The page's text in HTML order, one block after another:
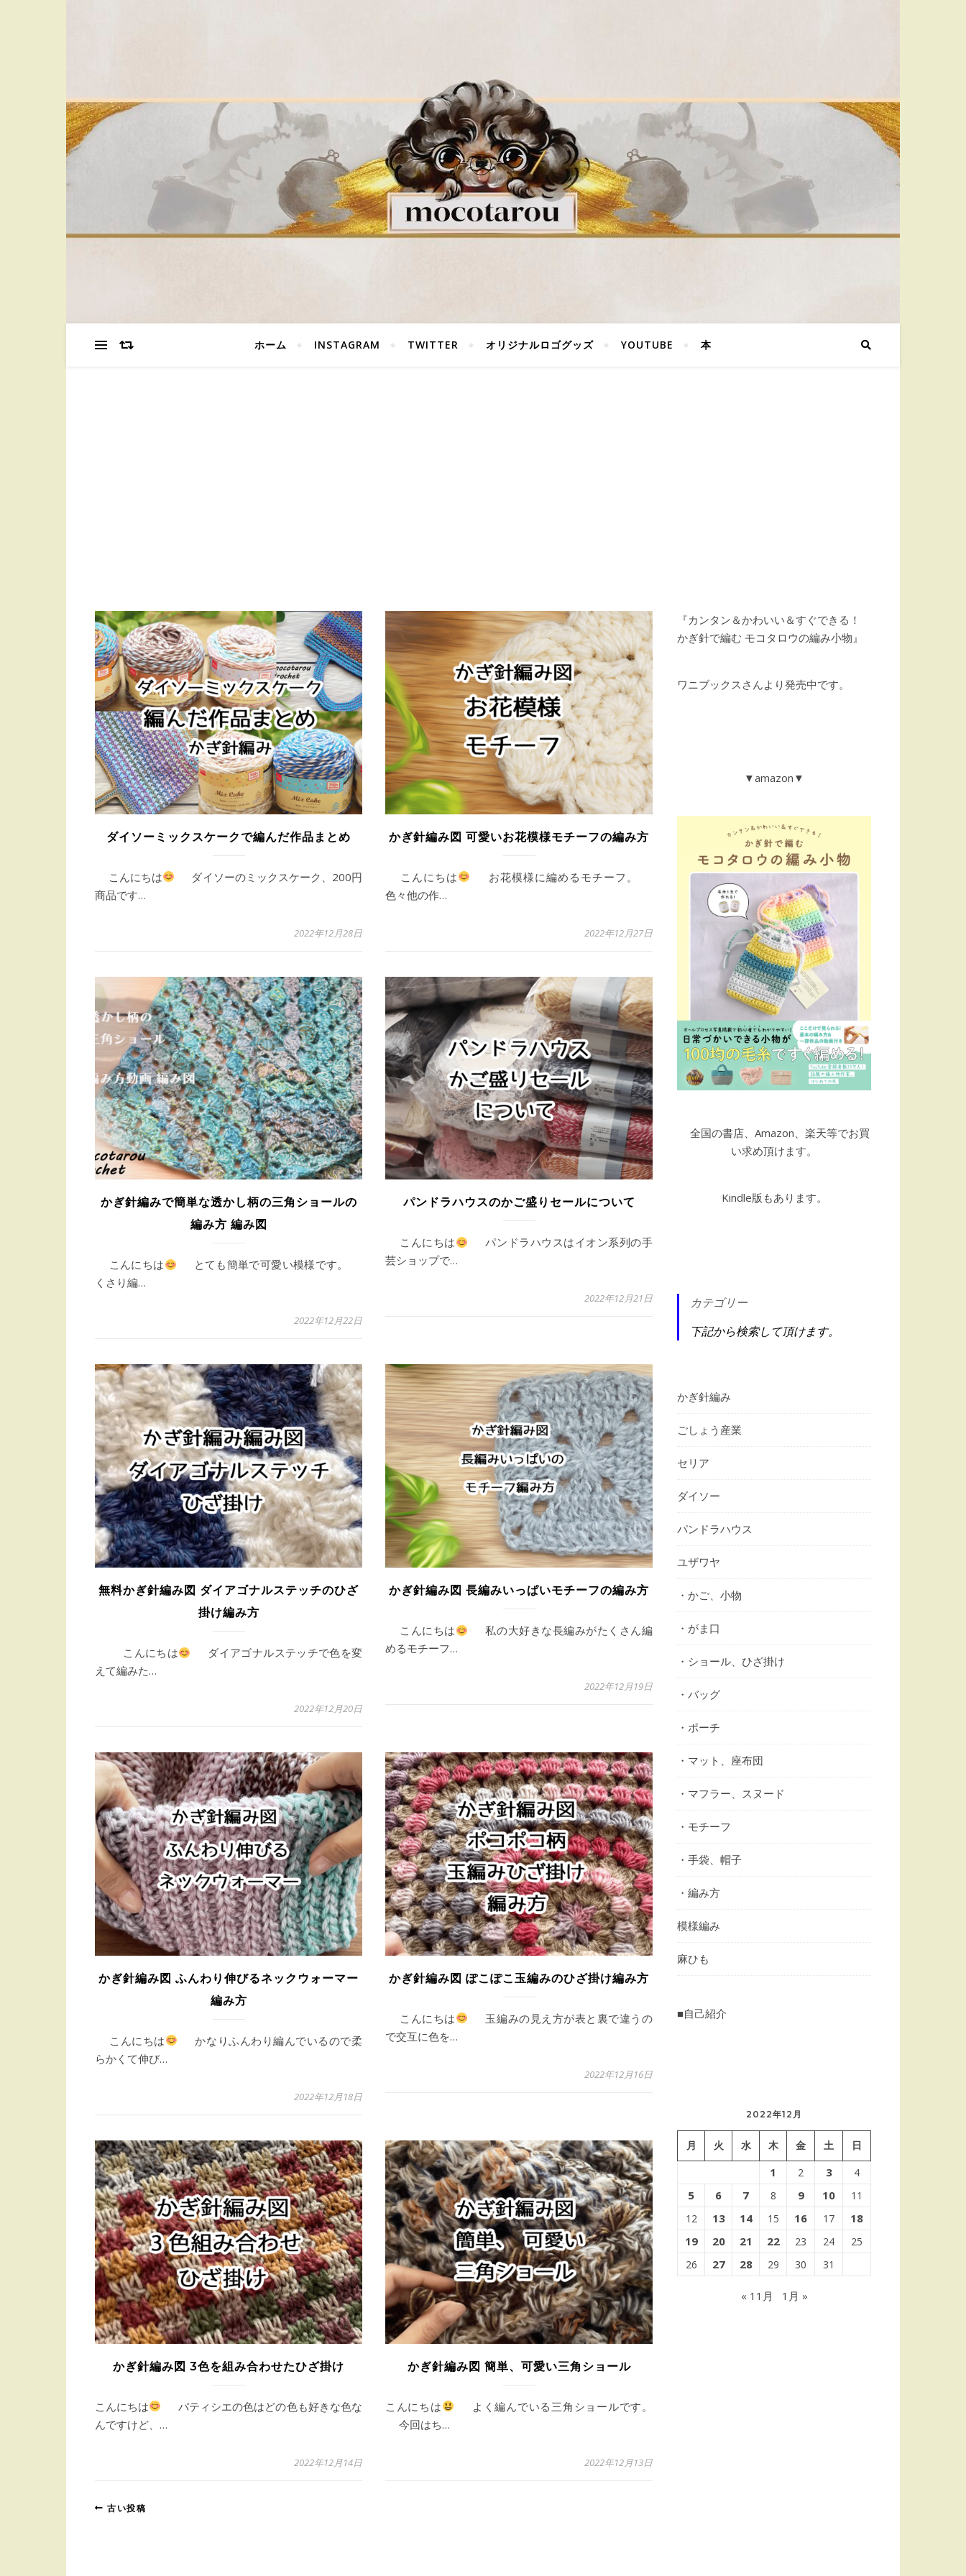
ホーム INSTAGRAM TWITTER オリジナルロゴグッズ YOUTUBE 本
ダイソーミックスケークで編んだ作品まとめ
こんにちは
ダイソーのミックスケーク、200円
商品です…
2022年12月28日
かぎ針編み図 可愛いお花模様モチーフの編み方
こんにちは
お花模様に編めるモチーフ。
色々他の作…
2022年12月27日
かぎ針編みで簡単な透かし柄の三角ショールの
編み方 編み図
こんにちは
とても簡単で可愛い模様です。
くさり編…
2022年12月22日
パンドラハウスのかご盛りセールについて
こんにちは
パンドラハウスはイオン系列の手
芸ショップで…
2022年12月21日
無料かぎ針編み図 ダイアゴナルステッチのひざ
掛け編み方
こんにちは
ダイアゴナルステッチで色を変
えて編みた…
2022年12月20日
かぎ針編み図 長編みいっぱいモチーフの編み方
こんにちは
私の大好きな長編みがたくさん編
めるモチーフ…
2022年12月19日
かぎ針編み図 ふんわり伸びるネックウォーマー
編み方
こんにちは
かなりふんわり編んでいるので柔
らかくて伸び…
2022年12月18日
かぎ針編み図 ぽこぽこ玉編みのひざ掛け編み方
こんにちは
玉編みの見え方が表と裏で違うの
で交互に色を…
2022年12月16日
かぎ針編み図 3色を組み合わせたひざ掛け
こんにちは
パティシエの色はどの色も好きな色な
んですけど、…
2022年12月14日
かぎ針編み図 簡単、可愛い三角ショール
こんにちは
よく編んでいる三角ショールです。
今回はち…
2022年12月13日
古い投稿
『カンタン＆かわいい＆すぐできる！
かぎ針で編む モコタロウの編み小物』
ワニブックスさんより発売中です。
▼amazon▼
全国の書店、Amazon、楽天等でお買
い求め頂けます。
Kindle版もあります。
カテゴリー
下記から検索して頂けます。
かぎ針編み
ごしょう産業
セリア
ダイソー
パンドラハウス
ユザワヤ
・かご、小物
・がま口
・ショール、ひざ掛け
・バッグ
・ポーチ
・マット、座布団
・マフラー、スヌード
・モチーフ
・手袋、帽子
・編み方
模様編み
麻ひも
■自己紹介
2022年12月
月 火 水 木 金 土 日
1 2 3 4
5 6 7 8 9 10
11
12
13 14 15 16 17
18
19
20 21 22 23 24
25
26
27 28 29 30 31
« 11月 1月 »